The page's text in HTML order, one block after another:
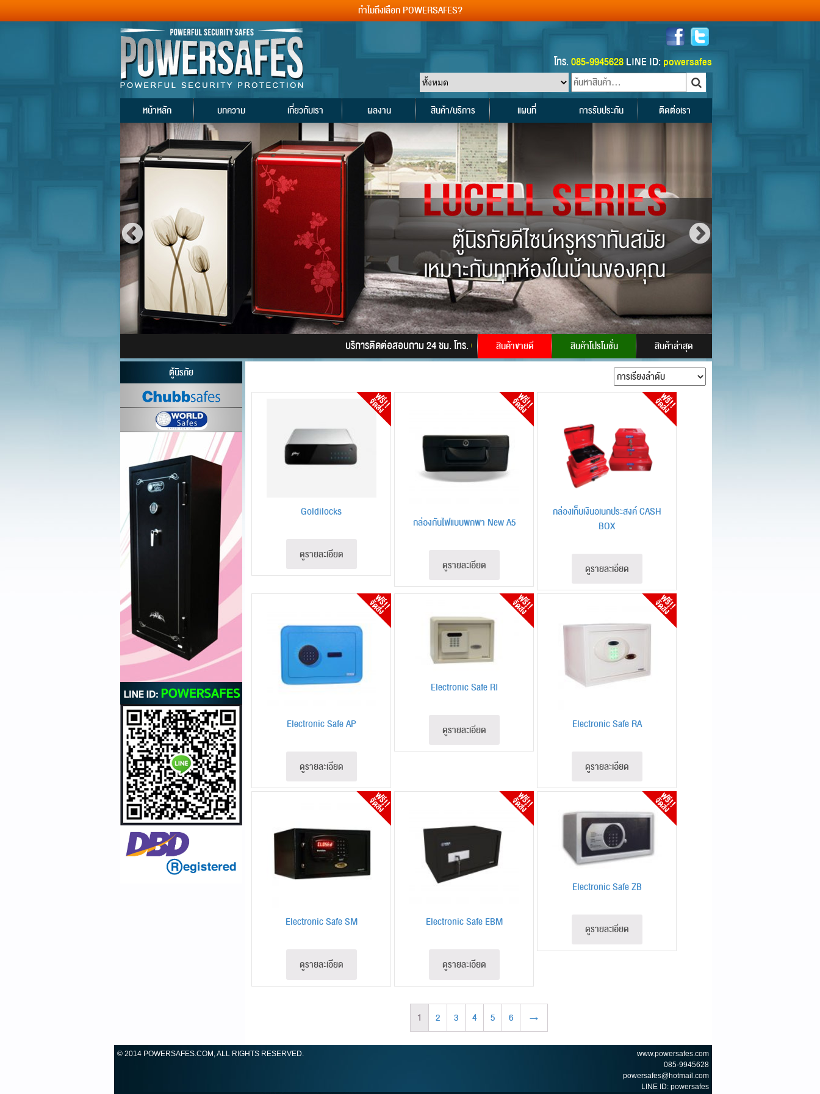
ทำไมถึงเลือก POWERSAFES?
โทร.085-9945628LINE ID: powersafes
หน้าหลัก บทความ เกี่ยวกับเรา ผลงาน สินค้า/บริการ แผนที่ การรับประกัน ติดต่อเรา
บริการติดต่อสอบถาม 24 ชม. โทร.085-9945628LINE ID: powersafes
สินค้าขายดี สินค้าโปรโมชั่น
สินค้าล่าสุด
ตู้นิรภัย
Goldilocks
ดูรายละเอียด
กล่องกันไฟแบบพกพา New A5
ดูรายละเอียด
กล่องเก็บเงินอเนกประสงค์ CASH
BOX
ดูรายละเอียด
Electronic Safe AP
ดูรายละเอียด
Electronic Safe RI
ดูรายละเอียด Electronic Safe RA
ดูรายละเอียด
Electronic Safe SM
ดูรายละเอียด
Electronic Safe EBM
ดูรายละเอียด
Electronic Safe ZB
ดูรายละเอียด
1 2 3 4 5 6 →
© 2014 POWERSAFES.COM, ALL RIGHTS RESERVED.
www.powersafes.com
085-9945628
powersafes@hotmail.com
LINE ID: powersafes